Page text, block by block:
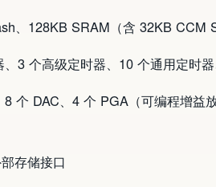
、128KB SRAM（含 32KB CCM
3 个高级定时器、10 个通用定时
个 DAC、4 个 PGA（可编程增益
存储接口